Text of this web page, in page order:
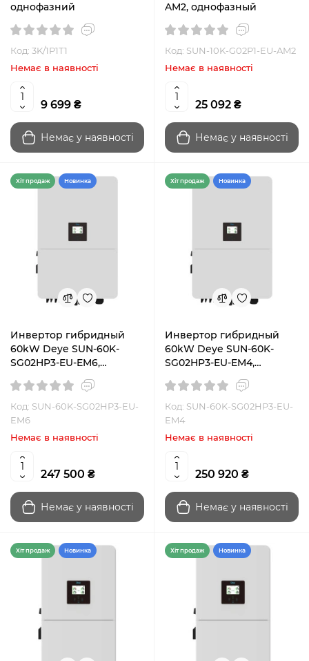
однофазний
Код: 3K/1P1T1
Немає в наявності
9 699 ₴
Немає у наявності
AM2, однофазный
Код: SUN-10K-G02P1-EU-AM2
Немає в наявності
25 092 ₴
Немає у наявності
Хiт продаж Новинка
Инвертор гибридный
60kW Deye SUN-60K-
SG02HP3-EU-EM6,
Код: SUN-60K-SG02HP3-EU-
EM6
Немає в наявності
247 500 ₴
Немає у наявності
Хiт продаж Новинка
Инвертор гибридный
60kW Deye SUN-60K-
SG02HP3-EU-EM4,
Код: SUN-60K-SG02HP3-EU-
EM4
Немає в наявності
250 920 ₴
Немає у наявності
Хiт продаж Новинка Хiт продаж Новинка